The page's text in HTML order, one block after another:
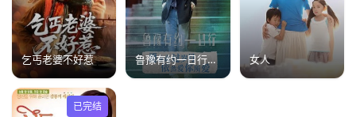
乞丐老婆不好惹 鲁豫有约一日行第六季 女人
已完结